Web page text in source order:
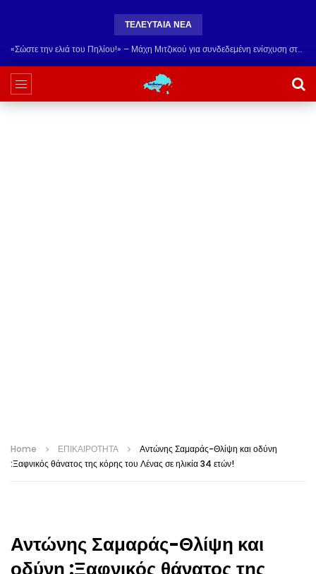
ΤΕΛΕΥΤΑΙΑ ΝΕΑ
«Σώστε την ελιά του Πηλίου!» – Μάχη Μιτζικού για συνδεδεμένη ενίσχυση στους παραδοσιακούς ελαιώνες
Home ΕΠΙΚΑΙΡΟΤΗΤΑ
Αντώνης Σαμαράς-Θλίψη και οδύνη
:Ξαφνικός θάνατος της κόρης του Λένας σε ηλικία 34 ετών!
Αντώνης Σαμαράς-Θλίψη και